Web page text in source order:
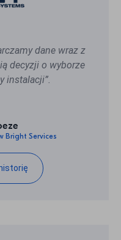
dane wraz z
decyzji o wyborze
instalacji”.
Bright Services